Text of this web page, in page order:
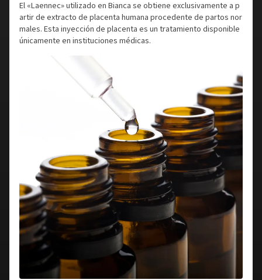
El «Laennec» utilizado en Bianca se obtiene exclusivamente a p
artir de extracto de placenta humana procedente de partos nor
males. Esta inyección de placenta es un tratamiento disponible
únicamente en instituciones médicas.